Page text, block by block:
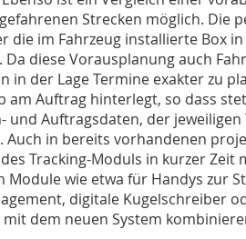
Strecken möglich. Die
die im Fahrzeug installierte Box
diese Vorausplanung auch
in der Lage Termine exakter zu
am Auftrag hinterlegt, so dass
und Auftragsdaten, der
Auch in bereits vorhandenen
Tracking-Moduls in kurzer Zeit
Module wie etwa für Handys zur
digitale Kugelschreiber
dem neuen System